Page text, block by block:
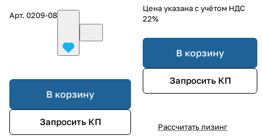
Арт. 0209-08
В корзину
Запросить КП
Цена указана с учётом НДС
22%
В корзину
Запросить КП
Рассчитать лизинг